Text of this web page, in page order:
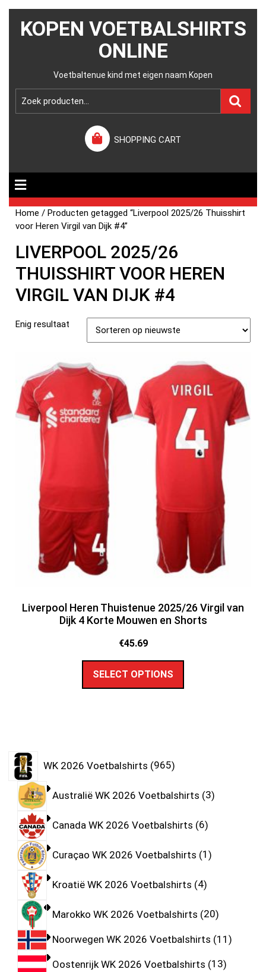
KOPEN VOETBALSHIRTS
ONLINE
Voetbaltenue kind met eigen naam Kopen
SHOPPING CART
Home / Producten getagged “Liverpool 2025/26 Thuisshirt
voor Heren Virgil van Dijk #4”
LIVERPOOL 2025/26
THUISSHIRT VOOR HEREN
VIRGIL VAN DIJK #4
Enig resultaat
Liverpool Heren Thuistenue 2025/26 Virgil van
Dijk 4 Korte Mouwen en Shorts
€45.69
SELECT OPTIONS
WK 2026 Voetbalshirts 965
Australië WK 2026 Voetbalshirts 3
Canada WK 2026 Voetbalshirts 6
Curaçao WK 2026 Voetbalshirts 1
Kroatië WK 2026 Voetbalshirts 4
Marokko WK 2026 Voetbalshirts 20
Noorwegen WK 2026 Voetbalshirts 11
Oostenrijk WK 2026 Voetbalshirts 13